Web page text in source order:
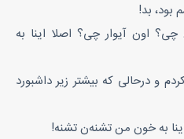
بود، بد!
چی؟ اون آیوار چی؟ اصلا اینا به
و درحالی که بیشتر زیر داشبورد
به خون من تشنه‌ن تشنه!